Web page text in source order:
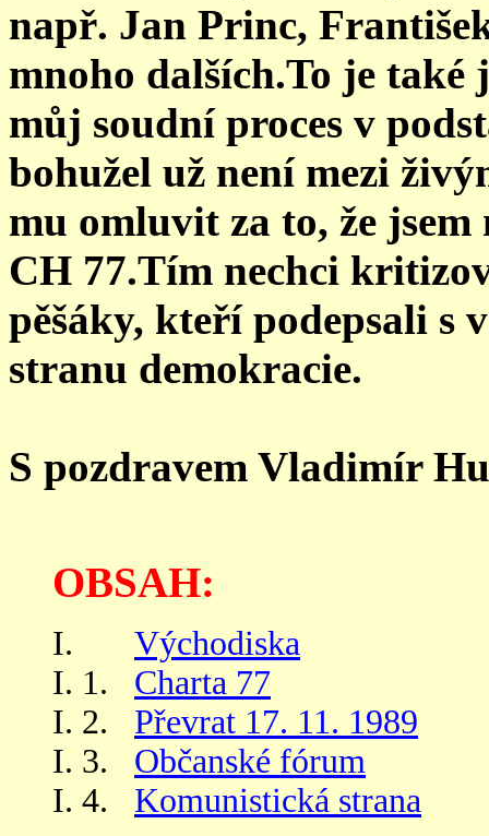
např. Jan Princ,
mnoho dalších.To je také
můj soudní proces v
bohužel už není mezi
mu omluvit za to, že
CH 77.Tím nechci
pěšáky, kteří podepsali s
stranu demokracie.
S pozdravem Vladimír
OBSAH:
I. Východiska
I. 1. Charta 77
I. 2. Převrat 17. 11. 1989
I. 3. Občanské fórum
I. 4. Komunistická strana